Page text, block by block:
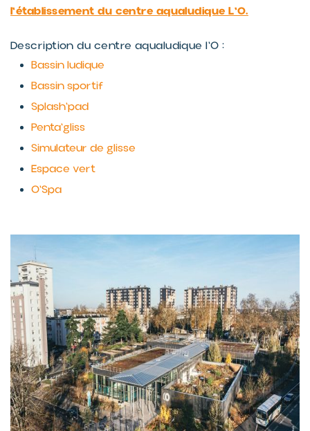
l'établissement du centre aqualudique L'O.
Description du centre aqualudique l'O :
Bassin ludique
Bassin sportif
Splash'pad
Penta'gliss
Simulateur de glisse
Espace vert
O'Spa